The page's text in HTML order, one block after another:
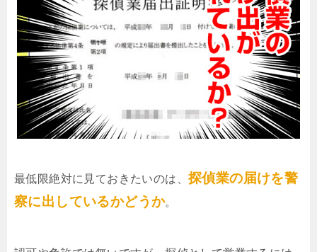
最低限絶対に見ておきたいのは、 探偵業の届けを警
察に出しているかどうか。